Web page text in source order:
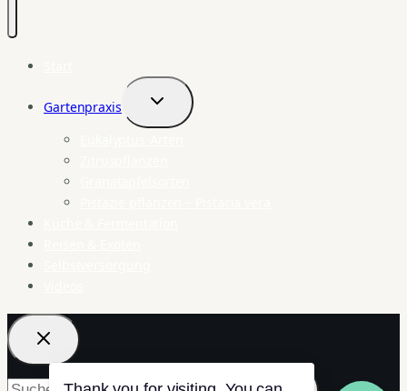
Gartenpraxis
Untermenü
umschalten
Suchen